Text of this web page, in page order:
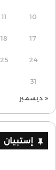
10
11
17
18
24
25
31
« ديسمبر
إستبيان